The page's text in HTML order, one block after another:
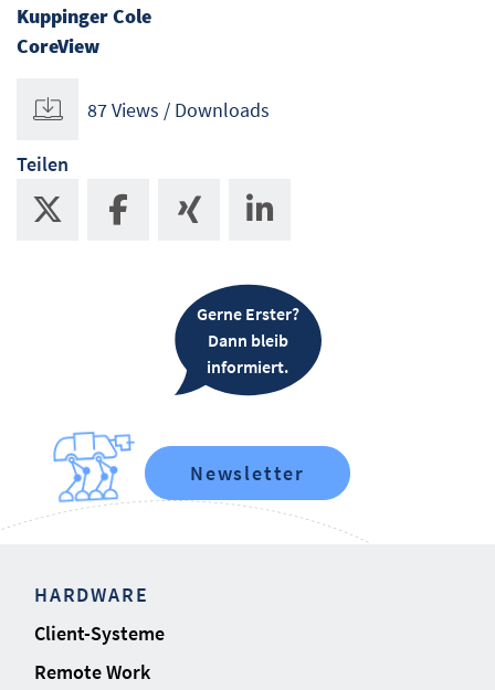
Kuppinger Cole
CoreView
87 Views / Downloads
Teilen
Gerne Erster?
Dann bleib
informiert.
Newsletter
HARDWARE
Client-Systeme
Remote Work